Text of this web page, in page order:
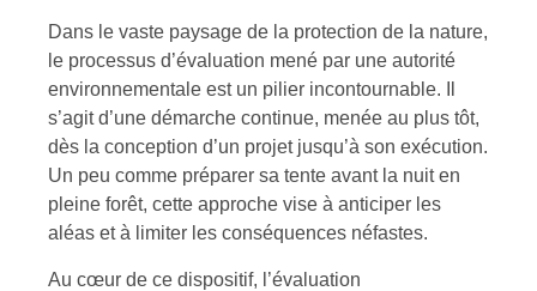
Dans le vaste paysage de la protection de la nature,
le processus d’évaluation mené par une autorité
environnementale est un pilier incontournable. Il
s’agit d’une démarche continue, menée au plus tôt,
dès la conception d’un projet jusqu’à son exécution.
Un peu comme préparer sa tente avant la nuit en
pleine forêt, cette approche vise à anticiper les
aléas et à limiter les conséquences néfastes.
Au cœur de ce dispositif, l’évaluation